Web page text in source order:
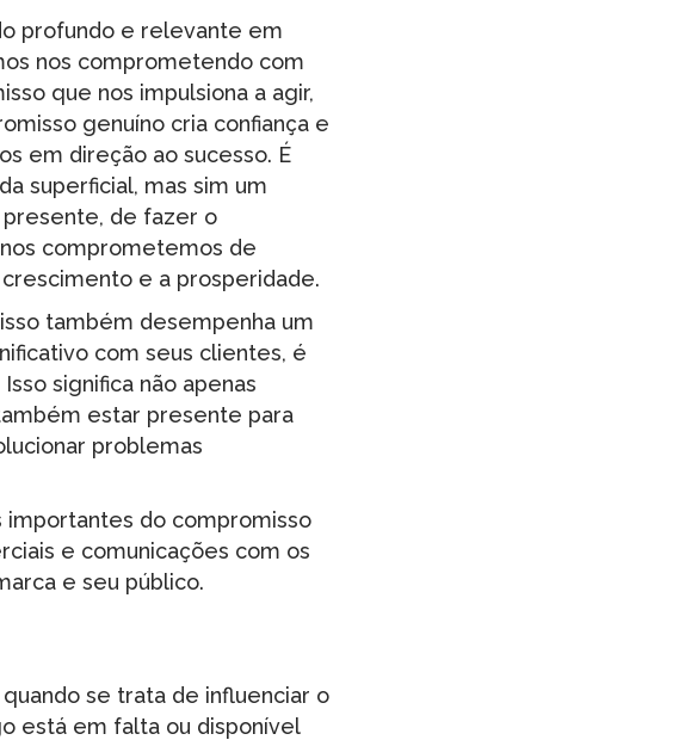
profundo e relevante em
nos comprometendo com
que nos impulsiona a agir,
genuíno cria confiança e
em direção ao sucesso. É
superficial, mas sim um
presente, de fazer o
comprometemos de
e a prosperidade.
também desempenha um
com seus clientes, é
significa não apenas
estar presente para
problemas
importantes do compromisso
e comunicações com os
e seu público.
se trata de influenciar o
está em falta ou disponível